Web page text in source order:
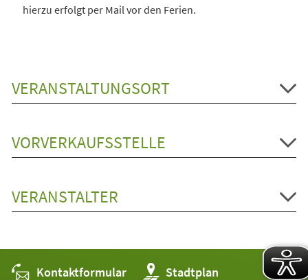
hierzu erfolgt per Mail vor den Ferien.
VERANSTALTUNGSORT
VORVERKAUFSSTELLE
VERANSTALTER
Kontaktformular Stadtplan
(Öffnet